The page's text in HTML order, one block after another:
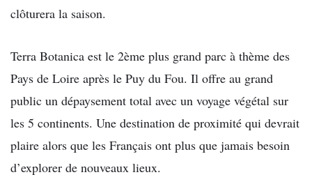
clôturera la saison.
Terra Botanica est le 2ème plus grand parc à thème des
Pays de Loire après le Puy du Fou. Il offre au grand
public un dépaysement total avec un voyage végétal sur
les 5 continents. Une destination de proximité qui devrait
plaire alors que les Français ont plus que jamais besoin
d’explorer de nouveaux lieux.